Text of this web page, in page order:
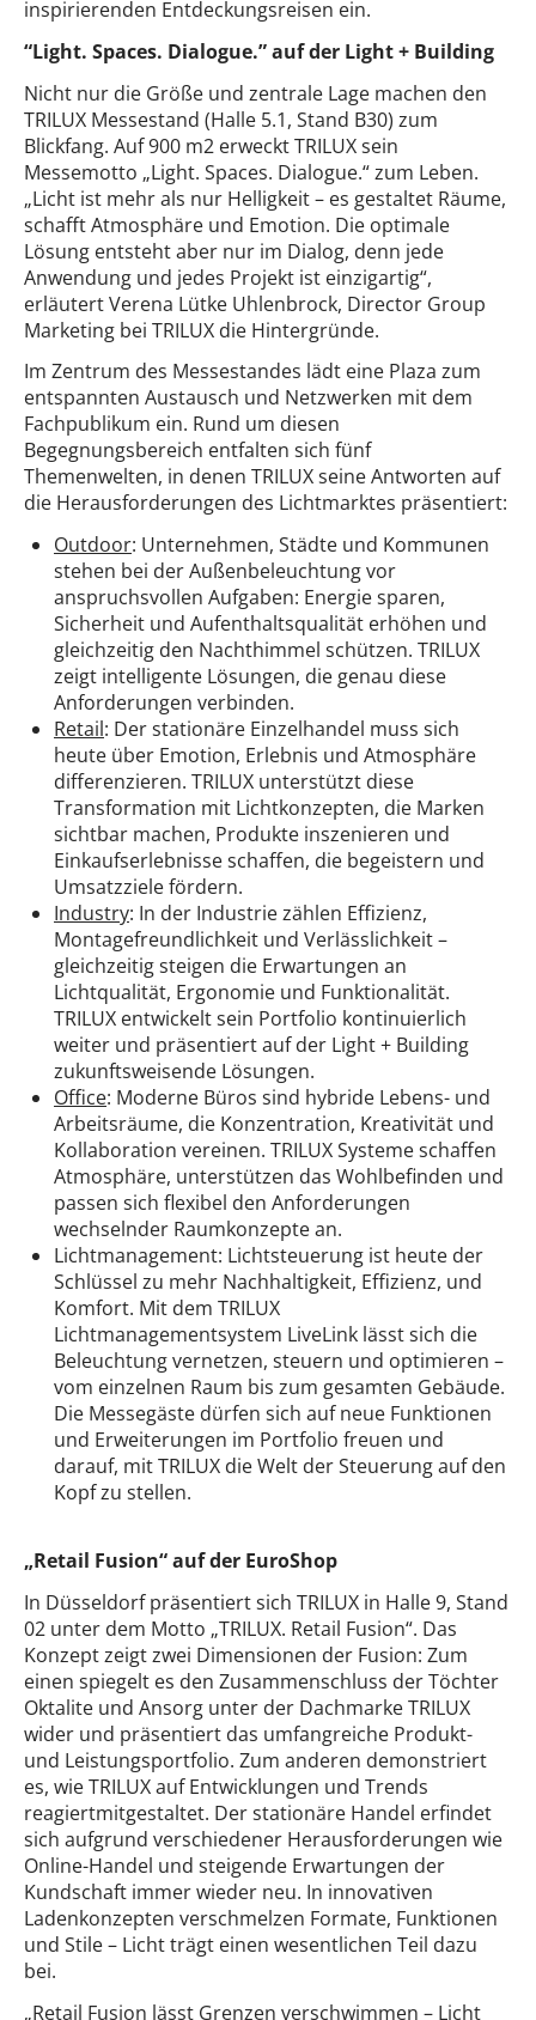
inspirierenden Entdeckungsreisen ein.
“Light. Spaces. Dialogue.” auf der Light + Building
Nicht nur die Größe und zentrale Lage machen den
TRILUX Messestand (Halle 5.1, Stand B30) zum
Blickfang. Auf 900 m2 erweckt TRILUX sein
Messemotto „Light. Spaces. Dialogue.“ zum Leben.
„Licht ist mehr als nur Helligkeit – es gestaltet Räume,
schafft Atmosphäre und Emotion. Die optimale
Lösung entsteht aber nur im Dialog, denn jede
Anwendung und jedes Projekt ist einzigartig“,
erläutert Verena Lütke Uhlenbrock, Director Group
Marketing bei TRILUX die Hintergründe.
Im Zentrum des Messestandes lädt eine Plaza zum
entspannten Austausch und Netzwerken mit dem
Fachpublikum ein. Rund um diesen
Begegnungsbereich entfalten sich fünf
Themenwelten, in denen TRILUX seine Antworten auf
die Herausforderungen des Lichtmarktes präsentiert:
Outdoor: Unternehmen, Städte und Kommunen
stehen bei der Außenbeleuchtung vor
anspruchsvollen Aufgaben: Energie sparen,
Sicherheit und Aufenthaltsqualität erhöhen und
gleichzeitig den Nachthimmel schützen. TRILUX
zeigt intelligente Lösungen, die genau diese
Anforderungen verbinden.
Retail: Der stationäre Einzelhandel muss sich
heute über Emotion, Erlebnis und Atmosphäre
differenzieren. TRILUX unterstützt diese
Transformation mit Lichtkonzepten, die Marken
sichtbar machen, Produkte inszenieren und
Einkaufserlebnisse schaffen, die begeistern und
Umsatzziele fördern.
Industry: In der Industrie zählen Effizienz,
Montagefreundlichkeit und Verlässlichkeit –
gleichzeitig steigen die Erwartungen an
Lichtqualität, Ergonomie und Funktionalität.
TRILUX entwickelt sein Portfolio kontinuierlich
weiter und präsentiert auf der Light + Building
zukunftsweisende Lösungen.
Office: Moderne Büros sind hybride Lebens- und
Arbeitsräume, die Konzentration, Kreativität und
Kollaboration vereinen. TRILUX Systeme schaffen
Atmosphäre, unterstützen das Wohlbefinden und
passen sich flexibel den Anforderungen
wechselnder Raumkonzepte an.
Lichtmanagement: Lichtsteuerung ist heute der
Schlüssel zu mehr Nachhaltigkeit, Effizienz, und
Komfort. Mit dem TRILUX
Lichtmanagementsystem LiveLink lässt sich die
Beleuchtung vernetzen, steuern und optimieren –
vom einzelnen Raum bis zum gesamten Gebäude.
Die Messegäste dürfen sich auf neue Funktionen
und Erweiterungen im Portfolio freuen und
darauf, mit TRILUX die Welt der Steuerung auf den
Kopf zu stellen.
„Retail Fusion“ auf der EuroShop
In Düsseldorf präsentiert sich TRILUX in Halle 9, Stand
02 unter dem Motto „TRILUX. Retail Fusion“. Das
Konzept zeigt zwei Dimensionen der Fusion: Zum
einen spiegelt es den Zusammenschluss der Töchter
Oktalite und Ansorg unter der Dachmarke TRILUX
wider und präsentiert das umfangreiche Produkt-
und Leistungsportfolio. Zum anderen demonstriert
es, wie TRILUX auf Entwicklungen und Trends
reagiertmitgestaltet. Der stationäre Handel erfindet
sich aufgrund verschiedener Herausforderungen wie
Online-Handel und steigende Erwartungen der
Kundschaft immer wieder neu. In innovativen
Ladenkonzepten verschmelzen Formate, Funktionen
und Stile – Licht trägt einen wesentlichen Teil dazu
bei.
„Retail Fusion lässt Grenzen verschwimmen – Licht